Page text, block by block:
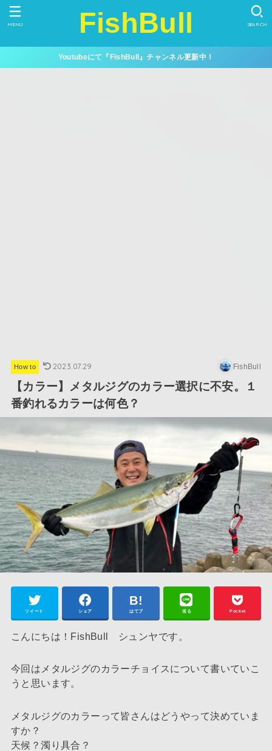
FishBull SEARCH
MENU
Youtubeにて『FishBull』チャンネル更新中！
How to 2023.07.29 FishBull
【カラー】メタルジグのカラー選択に不安。１
番釣れるカラーは何色？
ツイート シェア はてブ 送る Pocket
こんにちは！FishBull シュンヤです。
今回はメタルジグのカラーチョイスについて書いていこ
うと思います。
メタルジグのカラーって皆さんはどうやって決めていま
すか？
天候？濁り具合？